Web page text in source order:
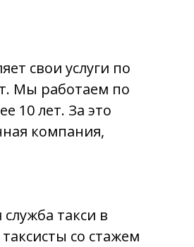
свои услуги по
Мы работаем по
10 лет. За это
компания,
такси в
со стажем